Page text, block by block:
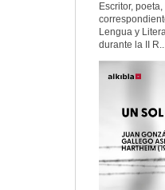
Escritor,
Lengua y
durante la II